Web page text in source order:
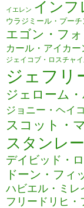
イエレン インフ
ウラジミール・プーチ
エゴン・フ
カール・アイカー
ジェイコブ・ロスチャ
ジェフリ
ジェローム
ジョニー・ヘイ
スコット・
スタンレ
デイビッド・
ドーン・フィ
ハビエル・ミレ
フリードリヒ・